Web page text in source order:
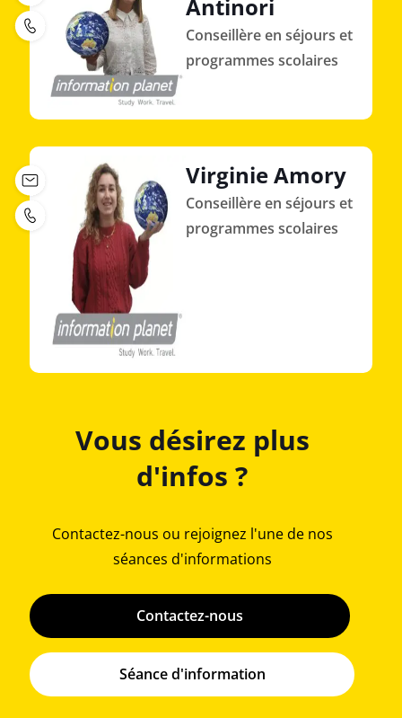
Vous désirez plus
d'infos ?
Contactez-nous ou rejoignez l'une de nos
séances d'informations
Contactez-nous
Séance d'information
Antinori
Conseillère en séjours et
programmes scolaires
Virginie Amory
Conseillère en séjours et
programmes scolaires